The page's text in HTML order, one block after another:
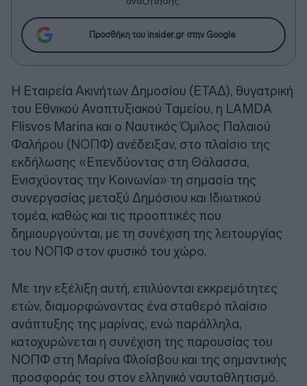
Προσθήκη του insider.gr στην Google
Η Εταιρεία Ακινήτων Δημοσίου (ΕΤΑΔ), θυγατρική
του Εθνικού Αναπτυξιακού Ταμείου, η LAMDA
Flisvos Marina και ο Ναυτικός Όμιλος Παλαιού
Φαλήρου (ΝΟΠΦ) ανέδειξαν, στο πλαίσιο της
εκδήλωσης «Επενδύοντας στη Θάλασσα,
Ενισχύοντας την Κοινωνία» τη σημασία της
συνεργασίας μεταξύ Δημόσιου και Ιδιωτικού
τομέα, καθώς και τις προοπτικές που
δημιουργούνται, με τη συνέχιση της λειτουργίας
του ΝΟΠΦ στον φυσικό του χώρο.
Με την εξέλιξη αυτή, επιλύονται εκκρεμότητες
ετών, διαμορφώνοντας ένα σταθερό πλαίσιο
ανάπτυξης της μαρίνας, ενώ παράλληλα,
κατοχυρώνεται η συνέχιση της παρουσίας του
ΝΟΠΦ στη Μαρίνα Φλοίσβου και της σημαντικής
προσφοράς του στον ελληνικό ναυταθλητισμό.